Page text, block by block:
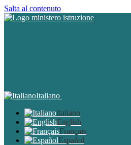
Salta al contenuto
Italiano
Italiano
English
Français
Español